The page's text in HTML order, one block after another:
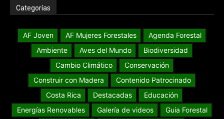
Categorías
AF Joven AF Mujeres Forestales
Agenda Forestal
Ambiente
Aves del Mundo
Biodiversidad
Cambio Climático
Conservación
Construir con Madera
Contenido Patrocinado
Costa Rica
Destacadas
Educación
Energías Renovables
Galería de videos
Guia Forestal